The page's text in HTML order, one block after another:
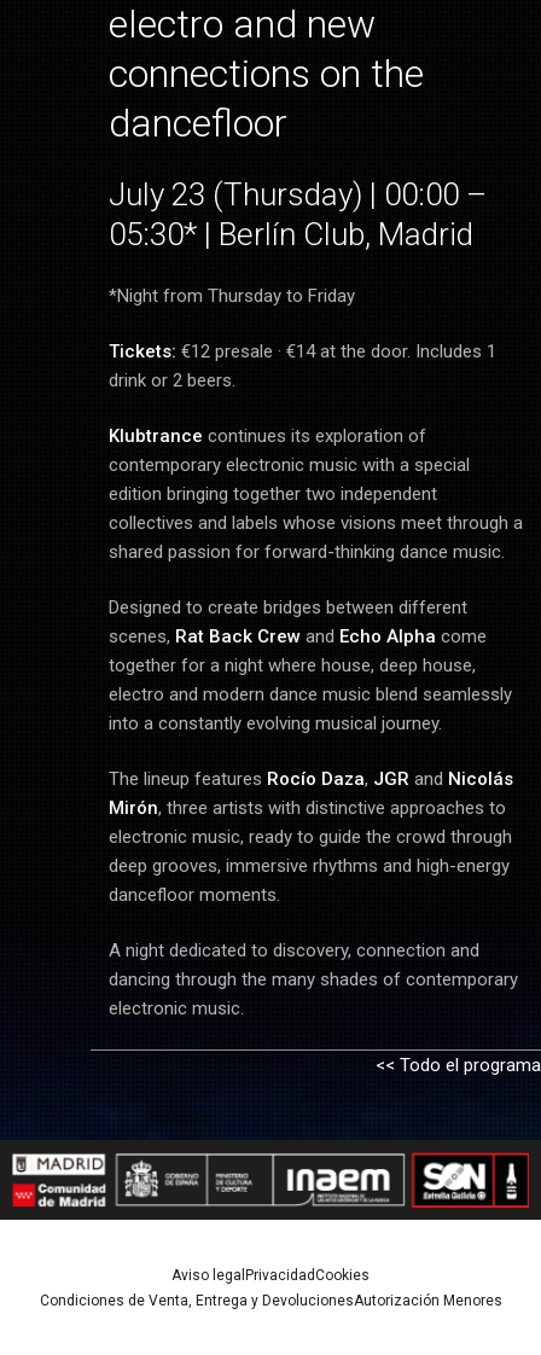
electro and new
connections on the
dancefloor
July 23 (Thursday) | 00:00 –
05:30* | Berlín Club, Madrid
*Night from Thursday to Friday
Tickets: €12 presale · €14 at the door. Includes 1
drink or 2 beers.
Klubtrance continues its exploration of
contemporary electronic music with a special
edition bringing together two independent
collectives and labels whose visions meet through a
shared passion for forward-thinking dance music.
Designed to create bridges between different
scenes, Rat Back Crewand Echo Alpha come
together for a night where house, deep house,
electro and modern dance music blend seamlessly
into a constantly evolving musical journey.
The lineup features Rocío Daza, JGR and Nicolás
Mirón, three artists with distinctive approaches to
electronic music, ready to guide the crowd through
deep grooves, immersive rhythms and high-energy
dancefloor moments.
A night dedicated to discovery, connection and
dancing through the many shades of contemporary
electronic music.
<< Todo el programa
Aviso legal PrivacidadCookies
Condiciones de Venta, Entrega y DevolucionesAutorización Menores